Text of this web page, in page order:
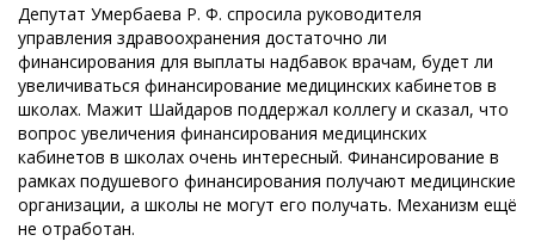
Депутат Умербаева Р. Ф. спросила руководителя
управления здравоохранения достаточно ли
финансирования для выплаты надбавок врачам, будет ли
увеличиваться финансирование медицинских кабинетов в
школах. Мажит Шайдаров поддержал коллегу и сказал, что
вопрос увеличения финансирования медицинских
кабинетов в школах очень интересный. Финансирование в
рамках подушевого финансирования получают медицинские
организации, а школы не могут его получать. Механизм ещё
не отработан.